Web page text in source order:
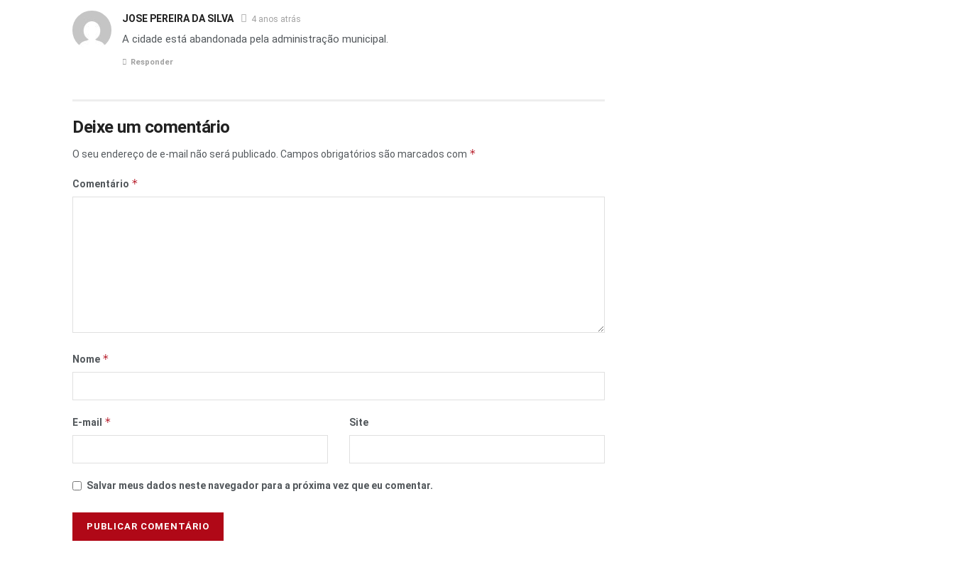
JOSE PEREIRA DA SILVA 4 anos atrás
A cidade está abandonada pela administração municipal.
Responder
Deixe um comentário
O seu endereço de e-mail não será publicado. Campos obrigatórios são marcados com *
Comentário *
Nome *
E-mail * Site
Salvar meus dados neste navegador para a próxima vez que eu comentar.